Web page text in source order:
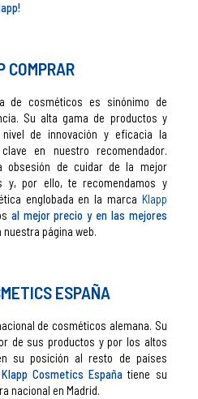
COMPRAR
de cosméticos es sinónimo de
Su alta gama de productos y
de innovación y eficacia la
en nuestro recomendador.
obsesión de cuidar de la mejor
y, por ello, te recomendamos y
englobada en la marca Klapp
al mejor precio y en las mejores
nuestra página web.
ESPAÑA
de cosméticos alemana. Su
de sus productos y por los altos
su posición al resto de países
Klapp Cosmetics España tiene su
nacional en Madrid.